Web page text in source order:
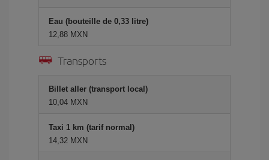
Eau (bouteille de 0,33 litre)
12,88 MXN
Transports
Billet aller (transport local)
10,04 MXN
Taxi 1 km (tarif normal)
14,32 MXN